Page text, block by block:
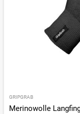
GRIPGRAB
Merinowolle